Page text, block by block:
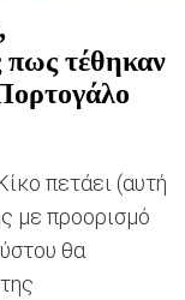
πως τέθηκαν
πετάει (αυτή
με προορισμό
θα